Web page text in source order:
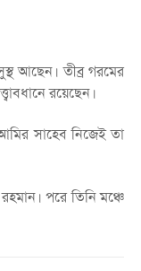
আছেন। তীব্র গরমের
রয়েছেন।
সাহেব নিজেই তা
পরে তিনি মঞ্চে